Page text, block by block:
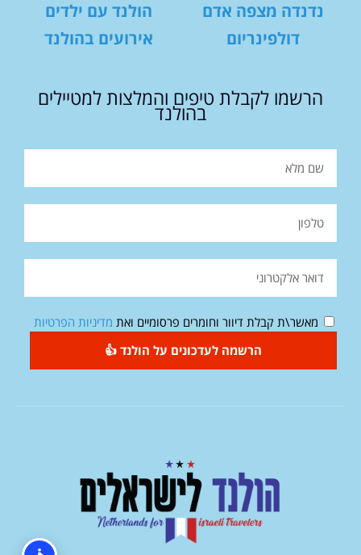
נדנדה מצפה אדם
דולפינריום
הולנד עם ילדים
אירועים בהולנד
הרשמו לקבלת טיפים והמלצות למטיילים
בהולנד
מאשר\ת קבלת דיוור וחומרים פרסומיים ואת מדיניות הפרטיות
הרשמה לעדכונים על הולנד 👍